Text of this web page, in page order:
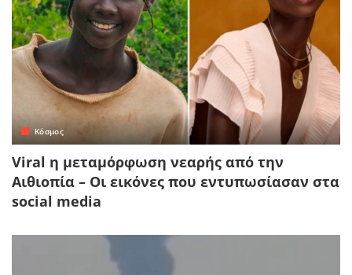
Κόσμος
Viral η μεταμόρφωση νεαρής από την
Αιθιοπία – Οι εικόνες που εντυπωσίασαν στα
social media